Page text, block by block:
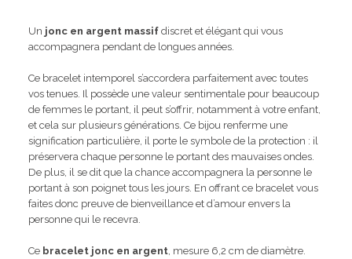
Un jonc en argent massif discret et élégant qui vous
accompagnera pendant de longues années.
Ce bracelet intemporel s’accordera parfaitement avec toutes
vos tenues. Il possède une valeur sentimentale pour beaucoup
de femmes le portant, il peut s’offrir, notamment à votre enfant,
et cela sur plusieurs générations. Ce bijou renferme une
signification particulière, il porte le symbole de la protection : il
préservera chaque personne le portant des mauvaises ondes.
De plus, il se dit que la chance accompagnera la personne le
portant à son poignet tous les jours. En offrant ce bracelet vous
faites donc preuve de bienveillance et d’amour envers la
personne qui le recevra.
Ce bracelet jonc en argent , mesure 6,2 cm de diamètre.